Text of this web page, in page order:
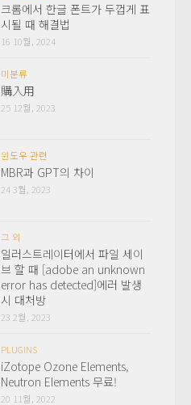
크롬에서 한글 폰트가 두껍게 표
시될 때 해결법
16 10월, 2024
미분류
購入用
25 12월, 2023
윈도우 관련
MBR과 GPT의 차이
24 3월, 2023
그 외
일러스트레이터에서 파일 세이
브 할 때 [adobe an unknown
error has detected]에러 발생
시 대처방
23 2월, 2023
PLUGINS
iZotope Ozone Elements,
Neutron Elements 무료!
20 11월, 2022